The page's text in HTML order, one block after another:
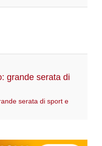
grande serata di